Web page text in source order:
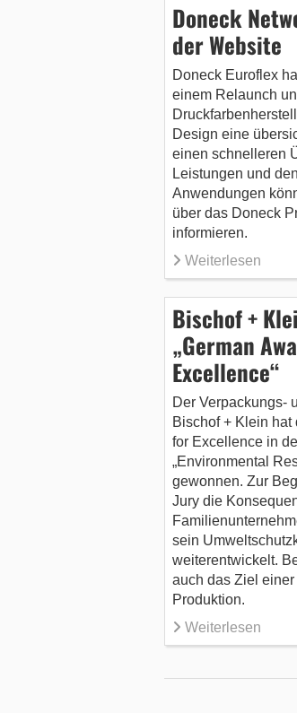
Doneck
der Website
Doneck Euroflex
einem Relaunch
Design eine
einen schnelleren
Leistungen und
Anwendungen
über das Doneck
informieren.
Weiterlesen
Bischof +
„German
Excellence“
Der Verpackungs-
Bischof + Klein hat
for Excellence in
„Environmental
gewonnen. Zur
Jury die
sein
weiterentwickelt.
auch das Ziel
Produktion.
Weiterlesen